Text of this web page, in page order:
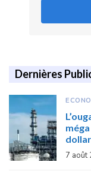
Dernières
7 août